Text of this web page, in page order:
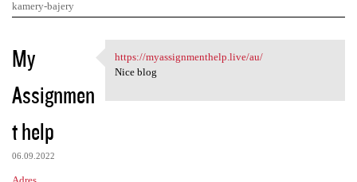
kamery-bajery
K
o
m
n
t
My
Assignmen
t help
06.09.2022
https://myassignmenthelp.live
https://myassignmenthelp.live/au/
Nice blog